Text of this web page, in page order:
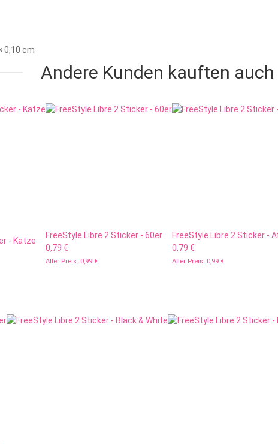
0,10 cm
Andere Kunden kauften auch
- Katze
FreeStyle Libre 2 Sticker - 60er
0,79 €
Alter Preis: 0,99 €
FreeStyle Libre 2 Sticker -
0,79 €
Alter Preis: 0,99 €